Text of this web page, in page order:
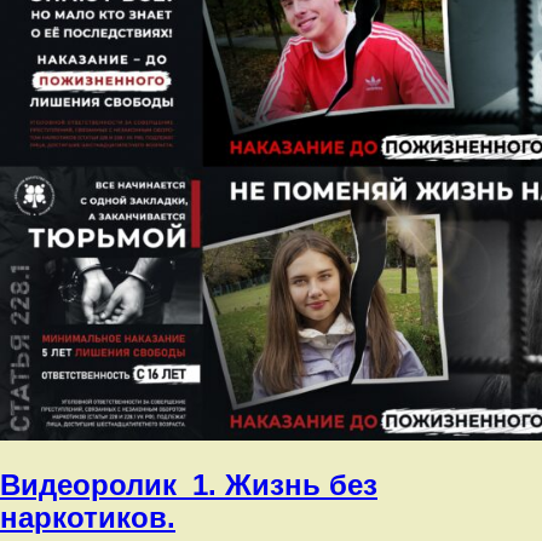
Видеоролик_1. Жизнь без
наркотиков.